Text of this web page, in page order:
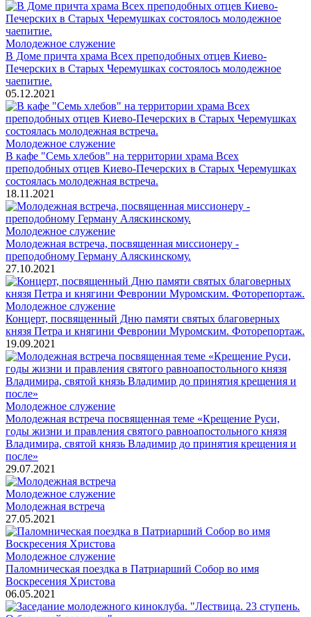
Молодежное служение
В Доме причта храма Всех преподобных отцев Киево-
Печерских в Старых Черемушках состоялось молодежное
чаепитие.
05.12.2021
Молодежное служение
В кафе "Семь хлебов" на территории храма Всех
преподобных отцев Киево-Печерских в Старых Черемушках
состоялась молодежная встреча.
18.11.2021
Молодежное служение
Молодежная встреча, посвященная миссионеру -
преподобному Герману Аляскинскому.
27.10.2021
Молодежное служение
Концерт, посвященный Дню памяти святых благоверных
князя Петра и княгини Февронии Муромским. Фоторепортаж.
19.09.2021
Молодежное служение
Молодежная встреча посвященная теме «Крещение Руси,
годы жизни и правления святого равноапостольного князя
Владимира, святой князь Владимир до принятия крещения и
после»
29.07.2021
Молодежное служение
Молодежная встреча
27.05.2021
Молодежное служение
Паломническая поездка в Патриарший Собор во имя
Воскресения Христова
06.05.2021